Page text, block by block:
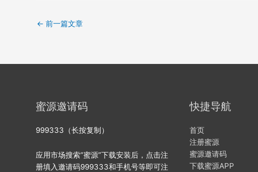
← 前一篇文章
蜜源邀请码
999333（长按复制）
应用市场搜索“蜜源”下载安装后，点击注
册填入邀请码999333和手机号等即可注
快捷导航
首页
注册蜜源
蜜源邀请码
下载蜜源APP